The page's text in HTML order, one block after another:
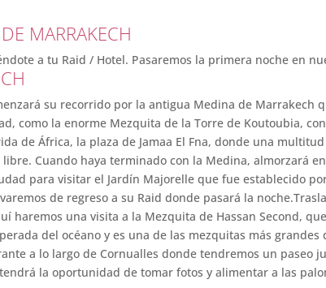
MARRAKECH
a tu Raid / Hotel. Pasaremos la primera noche en
su recorrido por la antigua Medina de Marrakech
como la enorme Mezquita de la Torre de Koutoubia,
de África, la plaza de Jamaa El Fna, donde una
Cuando haya terminado con la Medina, almorzará
para visitar el Jardín Majorelle que fue establecido
de regreso a su Raid donde pasará la
haremos una visita a la Mezquita de Hassan Second,
del océano y es una de las mezquitas más
a lo largo de Cornualles donde tendremos un paseo
la oportunidad de tomar fotos y alimentar a las